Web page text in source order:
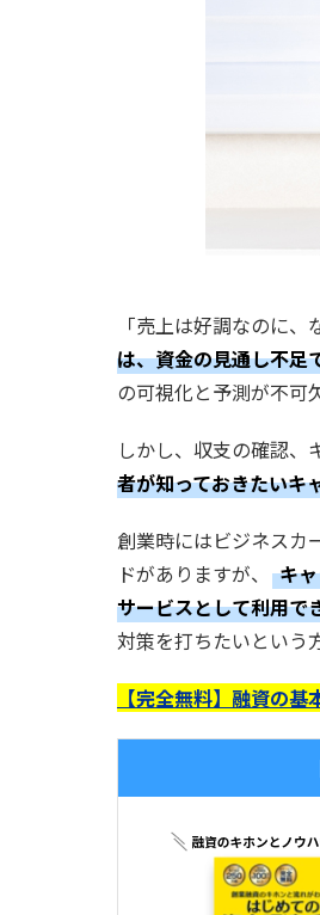
「売上は好調なのに
は、資金の見通し不足
の可視化と予測が不可
しかし、収支の確認、
者が知っておきたいキ
創業時にはビジネスカ
ドがありますが、
キ
サービスとして利用で
対策を打ちたいという
【完全無料】融資の